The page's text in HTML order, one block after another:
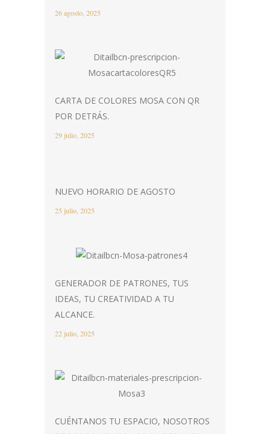
26 agosto, 2025
CARTA DE COLORES MOSA CON QR
POR DETRÁS.
29 julio, 2025
NUEVO HORARIO DE AGOSTO
25 julio, 2025
GENERADOR DE PATRONES, TUS
IDEAS, TU CREATIVIDAD A TU
ALCANCE.
22 julio, 2025
CUÉNTANOS TU ESPACIO, NOSOTROS